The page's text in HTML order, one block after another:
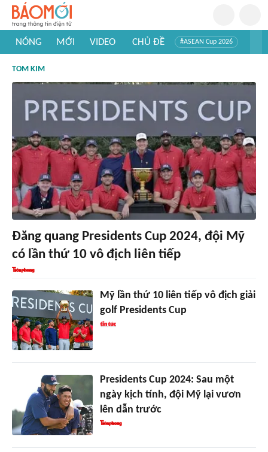
NÓNG MỚI VIDEO CHỦ ĐỀ #ASEAN Cup 2026
#Khám phá thế giới
TOM KIM
Đăng quang Presidents Cup 2024, đội Mỹ
có lần thứ 10 vô địch liên tiếp
Mỹ lần thứ 10 liên tiếp vô địch giải
golf Presidents Cup
Presidents Cup 2024: Sau một
ngày kịch tính, đội Mỹ lại vươn
lên dẫn trước